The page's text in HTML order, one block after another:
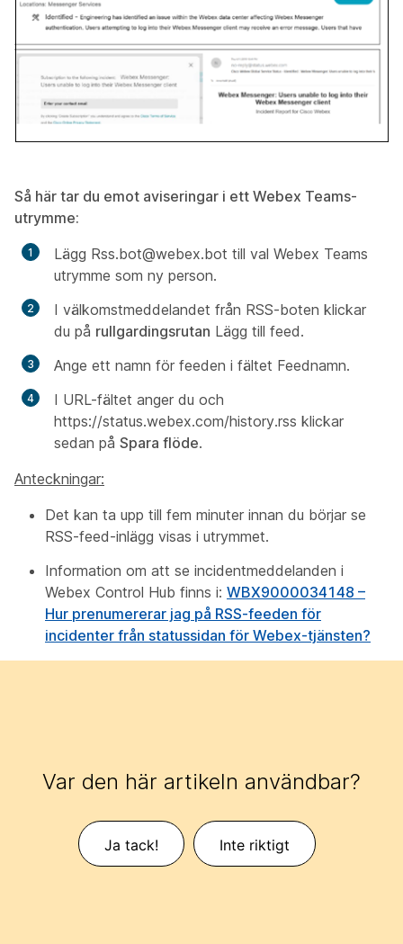
Så här tar du emot aviseringar i ett Webex Teams-
utrymme:
Lägg Rss.bot@webex.bot till val Webex Teams
utrymme som ny person.
I välkomstmeddelandet från RSS-boten klickar
du på rullgardingsrutan Lägg till feed.
Ange ett namn för feeden i fältet Feednamn.
I URL-fältet anger du och
https://status.webex.com/history.rss klickar
sedan på Spara flöde.
Anteckningar:
Det kan ta upp till fem minuter innan du börjar se
RSS-feed-inlägg visas i utrymmet.
Information om att se incidentmeddelanden i
Webex Control Hub finns i: WBX9000034148 –
Hur prenumererar jag på RSS-feeden för
incidenter från statussidan för Webex-tjänsten?
Var den här artikeln användbar?
Ja tack! Inte riktigt